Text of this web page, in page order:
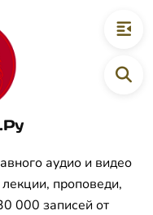
аудио и видео
проповеди,
000 записей от